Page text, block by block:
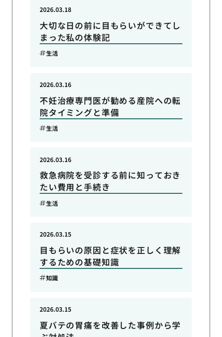
大切な日の前に目もらいができてし
まった私の体験記
2026.03.18
生活
不妊治療専門医が勧める産院への転
院タイミングと準備
2026.03.16
生活
救急病院を受診する前に知っておき
たい費用と手続き
2026.03.16
生活
目もらいの原因と症状を正しく理解
するための基礎知識
2026.03.15
知識
夏バテの胃痛を改善した事例から学
2026.03.15